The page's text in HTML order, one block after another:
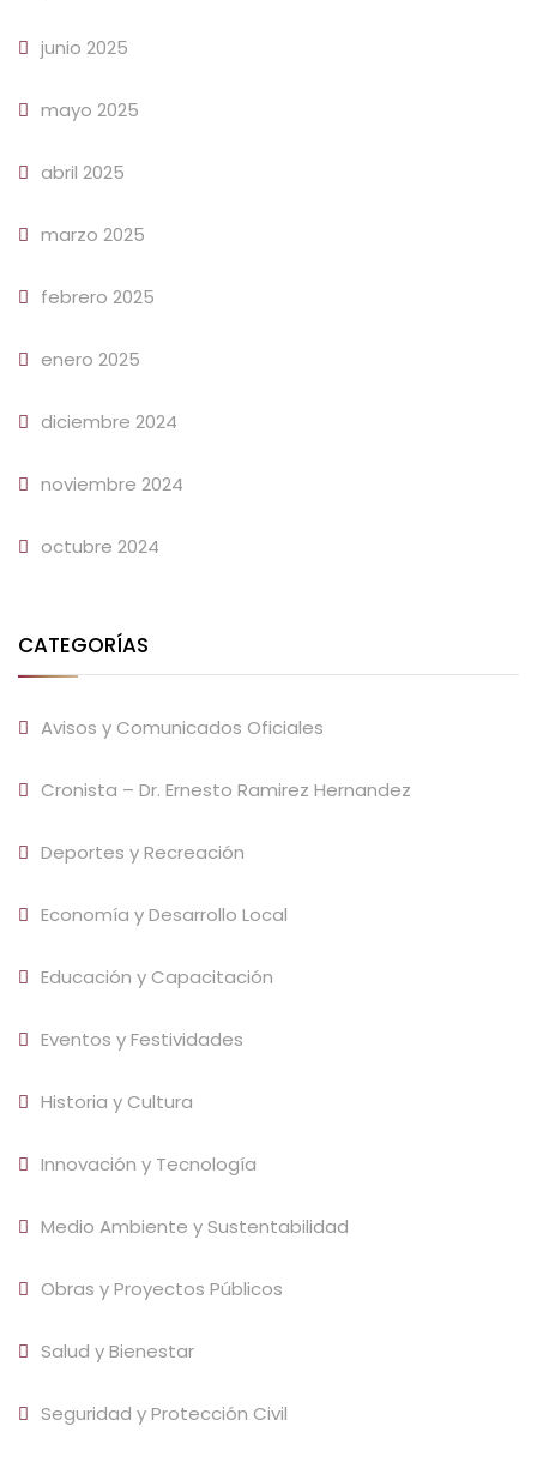
junio 2025
mayo 2025
abril 2025
marzo 2025
febrero 2025
enero 2025
diciembre 2024
noviembre 2024
octubre 2024
CATEGORÍAS
Avisos y Comunicados Oficiales
Cronista – Dr. Ernesto Ramirez Hernandez
Deportes y Recreación
Economía y Desarrollo Local
Educación y Capacitación
Eventos y Festividades
Historia y Cultura
Innovación y Tecnología
Medio Ambiente y Sustentabilidad
Obras y Proyectos Públicos
Salud y Bienestar
Seguridad y Protección Civil